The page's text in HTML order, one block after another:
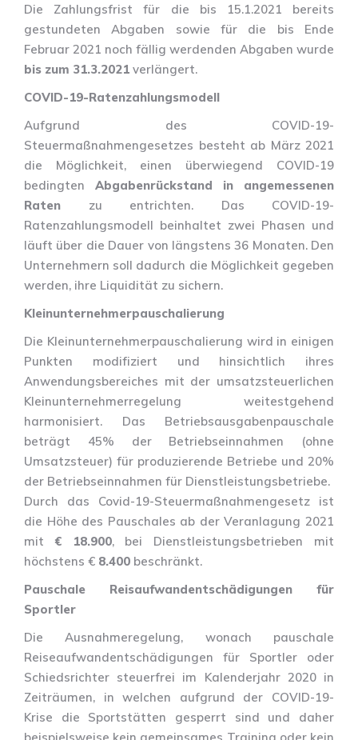
Die Zahlungsfrist für die bis 15.1.2021 bereits
gestundeten Abgaben sowie für die bis Ende
Februar 2021 noch fällig werdenden Abgaben wurde
bis zum 31.3.2021 verlängert.
COVID-19-Ratenzahlungsmodell
Aufgrund des COVID-19-
Steuermaßnahmengesetzes besteht ab März 2021
die Möglichkeit, einen überwiegend COVID-19
bedingten Abgabenrückstand in angemessenen
Raten zu entrichten. Das COVID-19-
Ratenzahlungsmodell beinhaltet zwei Phasen und
läuft über die Dauer von längstens 36 Monaten. Den
Unternehmern soll dadurch die Möglichkeit gegeben
werden, ihre Liquidität zu sichern.
Kleinunternehmerpauschalierung
Die Kleinunternehmerpauschalierung wird in einigen
Punkten modifiziert und hinsichtlich ihres
Anwendungsbereiches mit der umsatzsteuerlichen
Kleinunternehmerregelung weitestgehend
harmonisiert. Das Betriebsausgabenpauschale
beträgt 45% der Betriebseinnahmen (ohne
Umsatzsteuer) für produzierende Betriebe und 20%
der Betriebseinnahmen für Dienstleistungsbetriebe.
Durch das Covid-19-Steuermaßnahmengesetz ist
die Höhe des Pauschales ab der Veranlagung 2021
mit € 18.900, bei Dienstleistungsbetrieben mit
höchstens € 8.400 beschränkt.
Pauschale Reisaufwandentschädigungen für
Sportler
Die Ausnahmeregelung, wonach pauschale
Reiseaufwandentschädigungen für Sportler oder
Schiedsrichter steuerfrei im Kalenderjahr 2020 in
Zeiträumen, in welchen aufgrund der COVID-19-
Krise die Sportstätten gesperrt sind und daher